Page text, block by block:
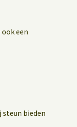
een
steun bieden